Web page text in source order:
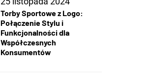
Torby Sportowe z Logo:
Połączenie Stylu i
Funkcjonalności dla
Współczesnych
Konsumentów